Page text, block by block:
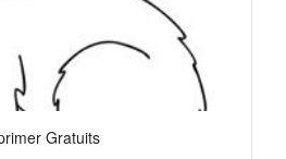
Gratuits